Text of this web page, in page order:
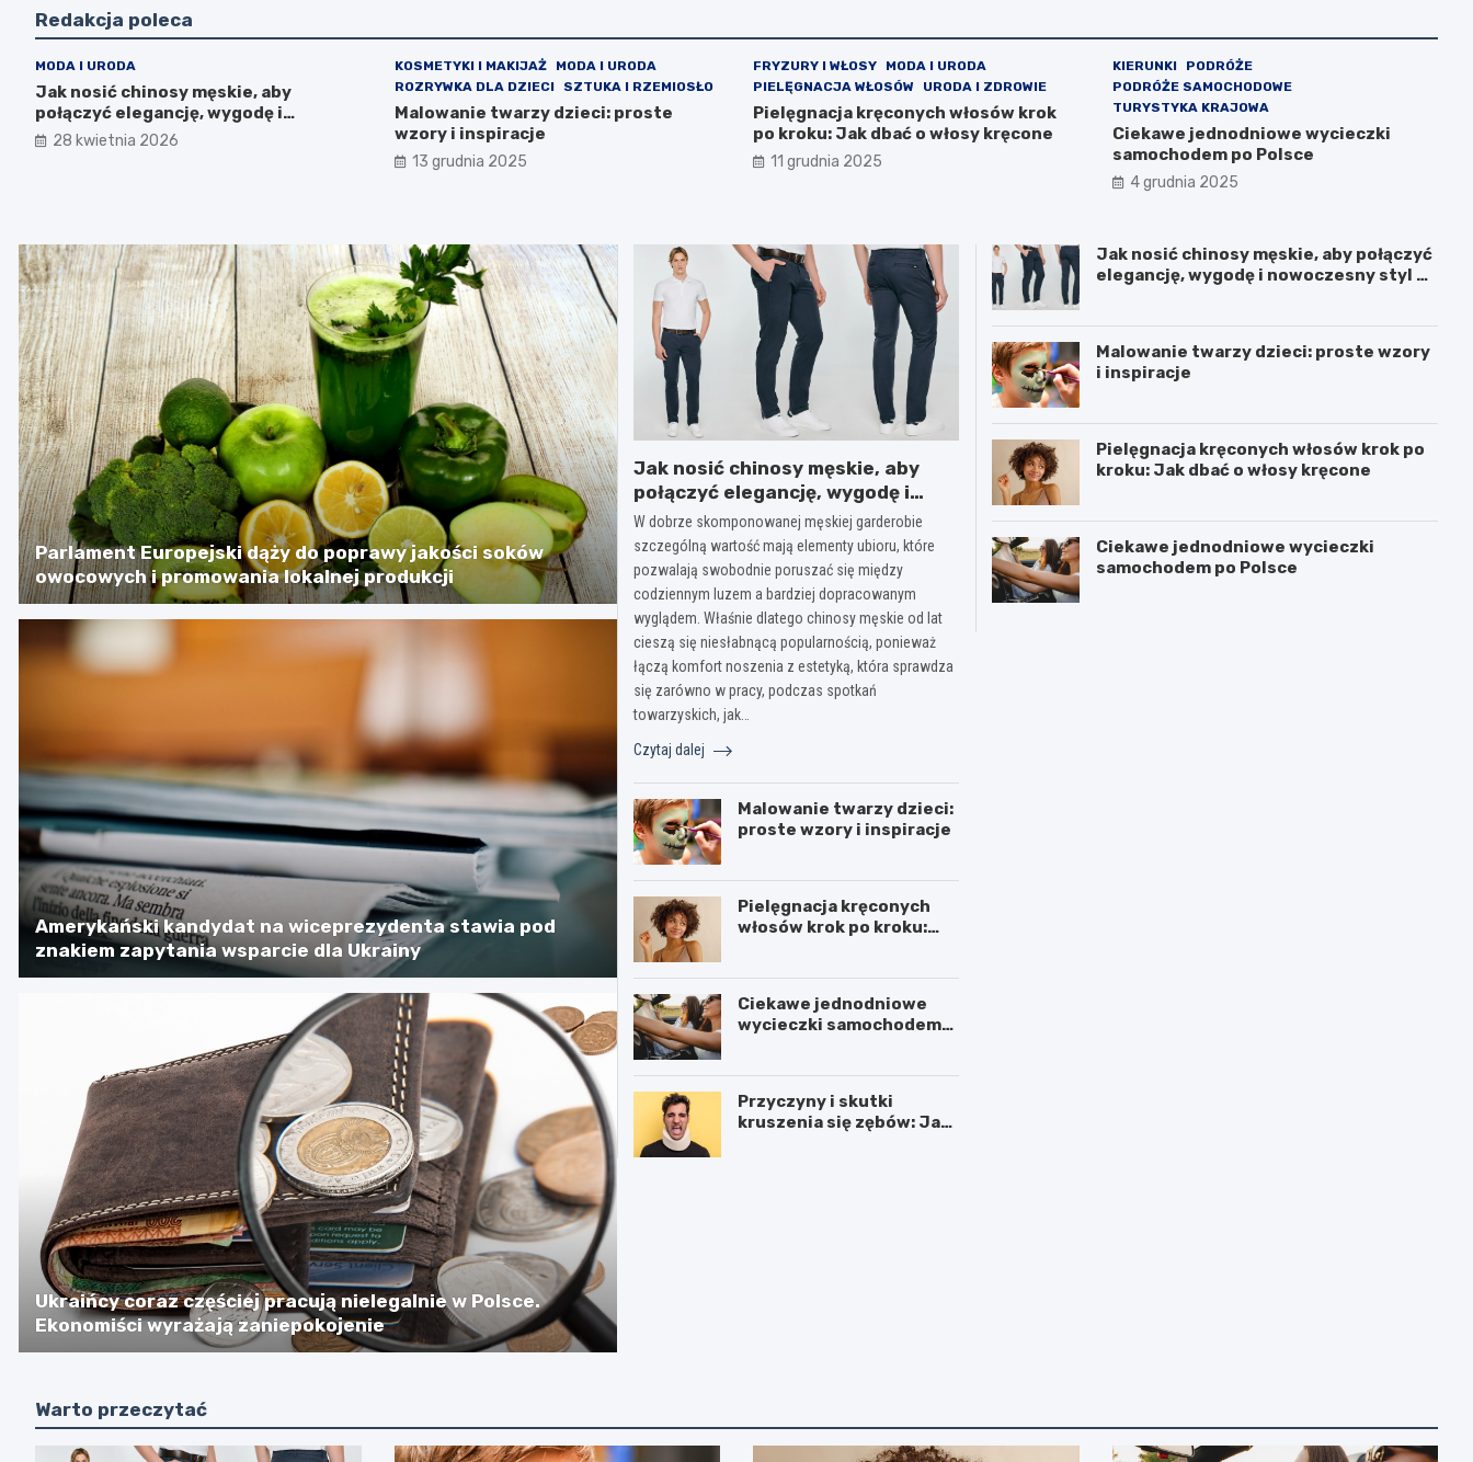
Redakcja poleca
MODA I URODA
Jak nosić chinosy męskie, aby
połączyć elegancję, wygodę i
nowoczesny styl na co dzień?
28 kwietnia 2026
KOSMETYKI I MAKIJAŻ
MODA I URODA
ROZRYWKA DLA DZIECI
SZTUKA I RZEMIOSŁO
Malowanie twarzy dzieci: proste
wzory i inspiracje
13 grudnia 2025
FRYZURY I WŁOSY
MODA I URODA
PIELĘGNACJA WŁOSÓW
URODA I ZDROWIE
Pielęgnacja kręconych włosów krok
po kroku: Jak dbać o włosy kręcone
11 grudnia 2025
KIERUNKI
PODRÓŻE
PODRÓŻE SAMOCHODOWE
TURYSTYKA KRAJOWA
Ciekawe jednodniowe wycieczki
samochodem po Polsce
4 grudnia 2025
Parlament Europejski dąży do poprawy jakości soków
owocowych i promowania lokalnej produkcji
Amerykański kandydat na wiceprezydenta stawia pod
znakiem zapytania wsparcie dla Ukrainy
Ukraińcy coraz częściej pracują nielegalnie w Polsce.
Ekonomiści wyrażają zaniepokojenie
Jak nosić chinosy męskie, aby
połączyć elegancję, wygodę i
nowoczesny styl na co dzień?
W dobrze skomponowanej męskiej garderobie
szczególną wartość mają elementy ubioru, które
pozwalają swobodnie poruszać się między
codziennym luzem a bardziej dopracowanym
wyglądem. Właśnie dlatego chinosy męskie od lat
cieszą się niesłabnącą popularnością, ponieważ
łączą komfort noszenia z estetyką, która sprawdza
się zarówno w pracy, podczas spotkań
towarzyskich, jak…
Czytaj dalej
Malowanie twarzy dzieci:
proste wzory i inspiracje
Pielęgnacja kręconych
włosów krok po kroku:
Ciekawe jednodniowe
wycieczki samochodem
Przyczyny i skutki
kruszenia się zębów: Jak
Jak nosić chinosy męskie, aby połączyć
elegancję, wygodę i nowoczesny styl na
Malowanie twarzy dzieci: proste wzory
i inspiracje
Pielęgnacja kręconych włosów krok po
kroku: Jak dbać o włosy kręcone
Ciekawe jednodniowe wycieczki
samochodem po Polsce
Warto przeczytać